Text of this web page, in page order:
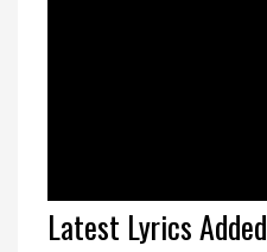
Latest Lyrics Added